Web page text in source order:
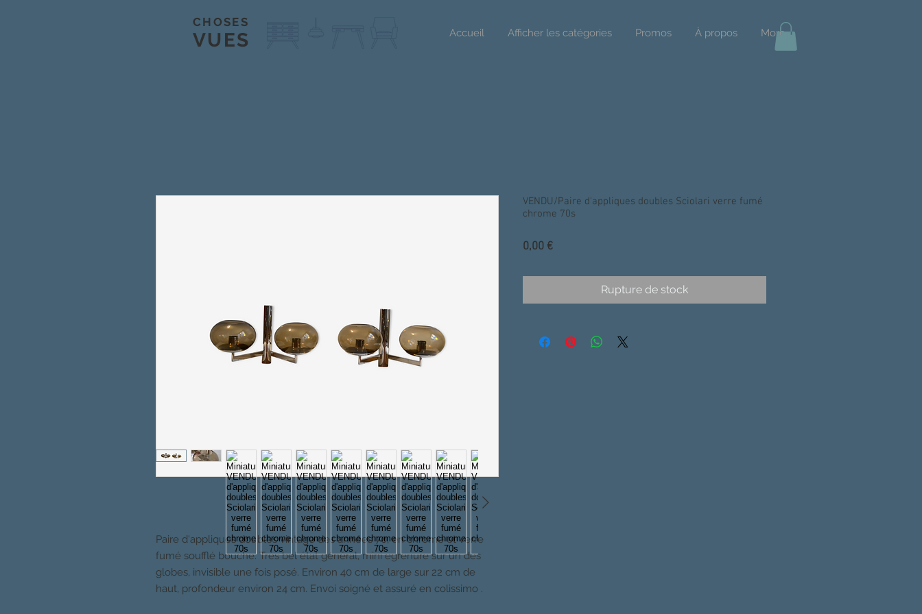
CHOSES
VUES Accueil Afficher les catégories Promos À propos More
Paire d'appliques doubles vintage des années 70, en chrome et verre
fumé soufflé bouche. Très bel état général, mini egrenure sur un des
globes, invisible une fois posé. Environ 40 cm de large sur 22 cm de
haut, profondeur environ 24 cm. Envoi soigné et assuré en colissimo .
VENDU/Paire d'appliques doubles Sciolari verre fumé
chrome 70s
0,00 €Prix
Rupture de stock